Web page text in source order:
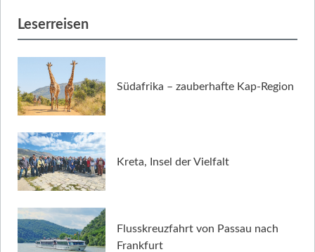
Leserreisen
Südafrika – zauberhafte Kap-Region
Kreta, Insel der Vielfalt
Flusskreuzfahrt von Passau nach
Frankfurt